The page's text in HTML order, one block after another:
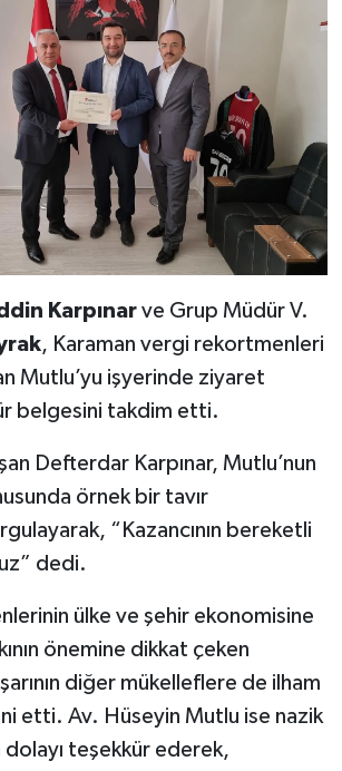
Karpınarve Grup Müdür V.
, Karaman vergi rekortmenleri
Mutlu’yu işyerinde ziyaret
belgesini takdim etti.
Defterdar Karpınar, Mutlu’nun
örnek bir tavır
“Kazancının bereketli
dedi.
ülke ve şehir ekonomisine
önemine dikkat çeken
diğer mükelleflere de ilham
etti. Av. Hüseyin Mutlu ise nazik
teşekkür ederek,